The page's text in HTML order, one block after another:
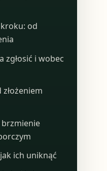
od
zgłosić i wobec
brzmienie
ich uniknąć